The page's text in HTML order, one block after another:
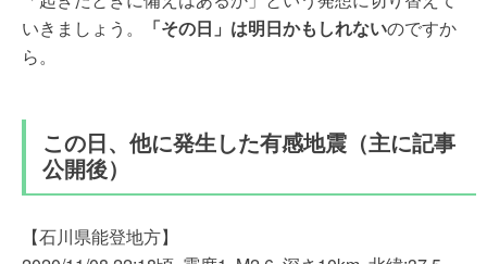
いきましょう。
「その日」は明日かもしれないのですか
ら。
この日、他に発生した有感地震（主に記事
公開後）
【石川県能登地方】